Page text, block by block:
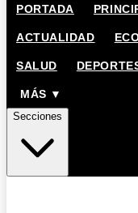
PORTADA
ACTUALIDAD
SALUD
MÁS ▼
Secciones